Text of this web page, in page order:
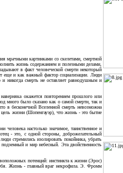
мрачными картинками со скелетами, смертной
жизнь содержанием и полезными делами,
в факт человеческой смерти некоторый
еще и как важный фактор социализации. Люди
никогда смерть не оставляет равнодушным и
окажется повторением прошлого или
много было сказано как о самой смерти, так и
в бесконечной Вселенной смерть невозможна
жизни (Шопенгауэр), что жизнь - это бытие
настолько значимое, таинственное и
- это, с одной стороны, доброжелательный
стремились изолировать покойника, убрать
и мир небесный. Эта двойственность
потенций: инстинкта к жизни (Эрос)
Жизнь - главный враг некрофила. Э. Фромм